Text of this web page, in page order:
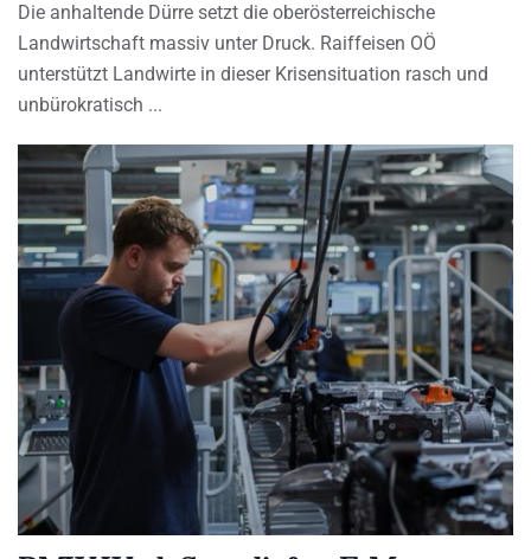
Die anhaltende Dürre setzt die oberösterreichische
Landwirtschaft massiv unter Druck. Raiffeisen OÖ
unterstützt Landwirte in dieser Krisensituation rasch und
unbürokratisch